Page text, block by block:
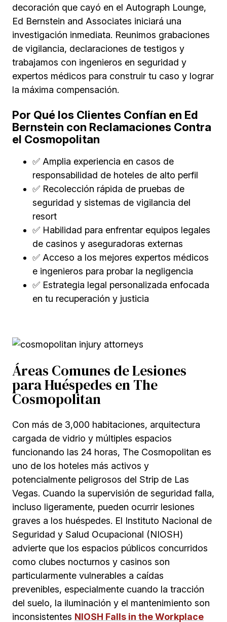
decoración que cayó en el Autograph Lounge,
Ed Bernstein and Associates iniciará una
investigación inmediata. Reunimos grabaciones
de vigilancia, declaraciones de testigos y
trabajamos con ingenieros en seguridad y
expertos médicos para construir tu caso y lograr
la máxima compensación.
Por Qué los Clientes Confían en Ed
Bernstein con Reclamaciones Contra
el Cosmopolitan
✅ Amplia experiencia en casos de
responsabilidad de hoteles de alto perfil
✅ Recolección rápida de pruebas de
seguridad y sistemas de vigilancia del
resort
✅ Habilidad para enfrentar equipos legales
de casinos y aseguradoras externas
✅ Acceso a los mejores expertos médicos
e ingenieros para probar la negligencia
✅ Estrategia legal personalizada enfocada
en tu recuperación y justicia
Áreas Comunes de Lesiones
para Huéspedes en The
Cosmopolitan
Con más de 3,000 habitaciones, arquitectura
cargada de vidrio y múltiples espacios
funcionando las 24 horas, The Cosmopolitan es
uno de los hoteles más activos y
potencialmente peligrosos del Strip de Las
Vegas. Cuando la supervisión de seguridad falla,
incluso ligeramente, pueden ocurrir lesiones
graves a los huéspedes. El Instituto Nacional de
Seguridad y Salud Ocupacional (NIOSH)
advierte que los espacios públicos concurridos
como clubes nocturnos y casinos son
particularmente vulnerables a caídas
prevenibles, especialmente cuando la tracción
del suelo, la iluminación y el mantenimiento son
inconsistentes NIOSH Falls in the Workplace